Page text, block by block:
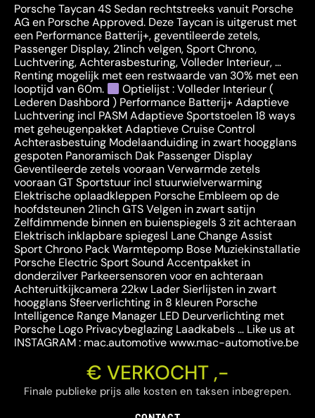
Porsche Taycan 4S Sedan rechtstreeks vanuit Porsche
AG en Porsche Approved. Deze Taycan is uitgerust met
een Performance Batterij+, geventileerde zetels,
Passenger Display, 21inch velgen, Sport Chrono,
Luchtvering, Achterasbesturing, Volleder Interieur, …
Renting mogelijk met een restwaarde van 30% met een
looptijd van 60m.
Optielijst : Volleder Interieur (
Lederen Dashbord ) Performance Batterij+ Adaptieve
Luchtvering incl PASM Adaptieve Sportstoelen 18 ways
met geheugenpakket Adaptieve Cruise Control
Achterasbestuing Modelaanduiding in zwart hoogglans
gespoten Panoramisch Dak Passenger Display
Geventileerde zetels vooraan Verwarmde zetels
vooraan GT Sportstuur incl stuurwielverwarming
Elektrische oplaadkleppen Porsche Embleem op de
hoofdsteunen 21inch GTS Velgen in zwart satijn
Zelfdimmende binnen en buienspiegels 3 zit achteraan
Elektrisch inklapbare spiegesl Lane Change Assist
Sport Chrono Pack Warmtepomp Bose Muziekinstallatie
Porsche Electric Sport Sound Accentpakket in
donderzilver Parkeersensoren voor en achteraan
Achteruitkijkcamera 22kw Lader Sierlijsten in zwart
hoogglans Sfeerverlichting in 8 kleuren Porsche
Intelligence Range Manager LED Deurverlichting met
Porsche Logo Privacybeglazing Laadkabels … Like us at
INSTAGRAM : mac.automotive www.mac-automotive.be
€ VERKOCHT ,-
Finale publieke prijs alle kosten en taksen inbegrepen.